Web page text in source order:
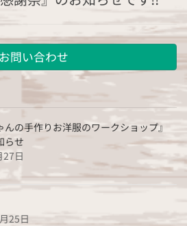
お問い合わせ
んの手作りお洋服のワークショップ』
らせ
日
25日